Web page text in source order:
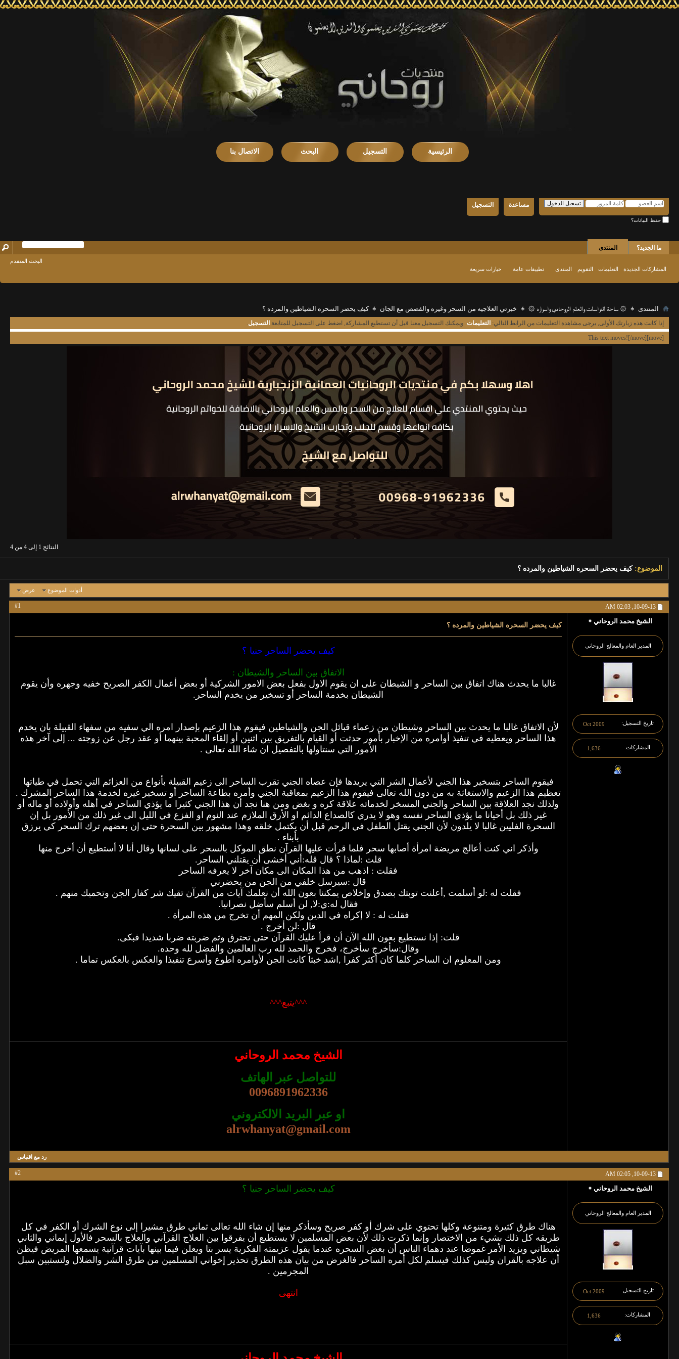
الرئيسية التسجيل البحث الاتصال بنا
التسجيل مساعدة
حفظ البيانات؟
ما الجديد؟ المنتدى
المشاركات الجديدة التعليمات التقويم المنتدى تطبيقات عامة خيارات سريعة
البحث المتقدم
المنتدى ۞ ساحة الدراسات والعلم الروحاني واسراره ۞ خبرتي العلاجيه من السحر وغيره والقصص مع الجان كيف يحضر السحره الشياطين والمرده ؟
إذا كانت هذه زيارتك الأولى, يرجى مشاهدة التعليمات من الرابط التالي: التعليمات. ويمكنك التسجيل معنا قبل أن تستطيع المشاركة, اضغط على التسجيل للمتابعة التسجيل.
[move]This text moves![/move]
النتائج 1 إلى 4 من 4
الموضوع:كيف يحضر السحره الشياطين والمرده ؟
أدوات الموضوع عرض
10-09-13,
02:03 AM
#1
الشيخ محمد الروحاني
المدير العام والمعالج الروحاني
تاريخ التسجيل Oct 2009
المشاركات 1,636
كيف يحضر السحره الشياطين والمرده ؟
كيف يحضر الساحر جنيا ؟
الاتفاق بين الساحر والشيطان :
غالبا ما يحدث هناك اتفاق بين الساحر و الشيطان على ان يقوم الاول بفعل بعض الامور الشركية أو بعض أعمال الكفر الصريح خفيه وجهره وأن يقوم
الشيطان بخدمة الساحر أو تسخير من يخدم الساحر.
لأن الاتفاق غالبا ما يحدث بين الساحر وشيطان من زعماء قبائل الجن والشياطين فيقوم هذا الزعيم بإصدار امره الي سفيه من سفهاء القبيلة بان يخدم
هذا الساحر ويعطيه في تنفيذ أوامره من الإخبار بأمور حدثت أو القيام بالتفريق بين اثنين أو إلقاء المحبة بينهما أو عقد رجل عن زوجته ... إلى آخر هذه
الأمور التي سنتاولها بالتفصيل ان شاء الله تعالى .
فيقوم الساحر بتسخير هذا الجني لأعمال الشر التي يريدها فإن عصاه الجني تقرب الساحر الى زعيم القبيلة بأنواع من العزائم التي تحمل في طياتها
تعظيم هذا الزعيم والاستغاثة به من دون الله تعالى فيقوم هذا الزعيم بمعاقبة الجني وأمره بطاعة الساحر أو تسخير غيره لخدمة هذا الساحر المشرك .
ولذلك نجد العلاقة بين الساحر والجني المسخر لخدماته علاقة كره و بغض ومن هنا نجد أن هذا الجني كثيرا ما يؤذي الساحر في أهله وأولاده أو ماله أو
غير ذلك بل أحيانا ما يؤذي الساحر نفسه وهو لا يدري كالصداع الدائم او الأرق الملازم عند النوم او الفزع في الليل الى غير ذلك من الأمور بل إن
السحرة الفليين غالبا لا يلدون لأن الجني يقتل الطفل في الرحم قبل أن يكتمل خلقه وهذا مشهور بين السحرة حتى إن بعضهم ترك السحر كي يرزق
بأبناء .
وأذكر اني كنت أعالج مريضة امرأة أصابها سحر فلما قرأت عليها القرآن نطق الموكل بالسحر على لسانها وقال أنا لا أستطيع أن أخرج منها
قلت :لماذا ؟ قال قله:أني أخشى أن يقتلني الساحر.
فقلت : اذهب من هذا المكان الى مكان آخر لا يعرفه الساحر
قال :سيرسل خلفي من الجن من يحضرني
فقلت له :لو أسلمت ,أعلنت توبتك بصدق وإخلاص يمكننا بعون الله أن نعلمك آيات من القرآن تقيك شر كفار الجن وتحميك منهم .
فقال له:ي:لا, لن أسلم سأضل نصرانيا.
فقلت له : لا إكراه في الدين ولكن المهم أن تخرج من هذه المرأة .
قال :لن أخرج .
قلت: إذا نستطيع بعون الله الآن أن قرأ عليك القرآن حتى تحترق وثم ضربته ضربا شديدا فبكى.
وقال:سأخرج سأخرج، فخرج والحمد لله رب العالمين والفضل لله وحده.
ومن المعلوم ان الساحر كلما كان أكثر كفرا ,اشد خبثا كانت الجن لأوامره اطوع وأسرع تنفيذا والعكس بالعكس تماما .
^^^يتبع^^^
الشيخ محمد الروحاني
للتواصل عبر الهاتف
0096891962336
او عبر البريد الالكتروني
alrwhanyat@gmail.com
رد مع اقتباس
10-09-13,
02:05 AM
#2
الشيخ محمد الروحاني
المدير العام والمعالج الروحاني
تاريخ التسجيل Oct 2009
المشاركات 1,636
كيف يحضر الساحر جنيا ؟
هناك طرق كثيرة ومتنوعة وكلها تحتوي على شرك أو كفر صريح وسأذكر منها إن شاء الله تعالى ثماني طرق مشيرا إلى نوع الشرك أو الكفر في كل
طريقه كل ذلك بشيء من الاختصار وإنما ذكرت ذلك لأن بعض المسلمين لا يستطيع أن يفرقوا بين العلاج القرآني والعلاج بالسحر فالأول إيماني والثاني
شيطاني ويزيد الأمر غموضا عند دهماء الناس أن بعض السحره عندما يقول عزيمته الفكرية يسر بتا ويعلن فيما بينها بآيات قرآنية يسمعها المريض فيظن
أن علاجه بالقران وليس كذلك فيسلم لكل أمره الساحر فالغرض من بيان هذه الطرق تحذير إخواني المسلمين من طرق الشر والضلال ولتستبين سبل
المجرمين .
انتهى